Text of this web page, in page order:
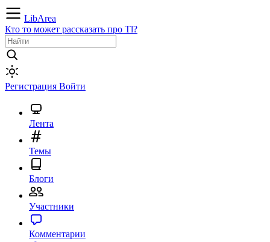
LibArea
Кто то может рассказать про Tl?
Регистрация Войти
Лента
Темы
Блоги
Участники
Комментарии